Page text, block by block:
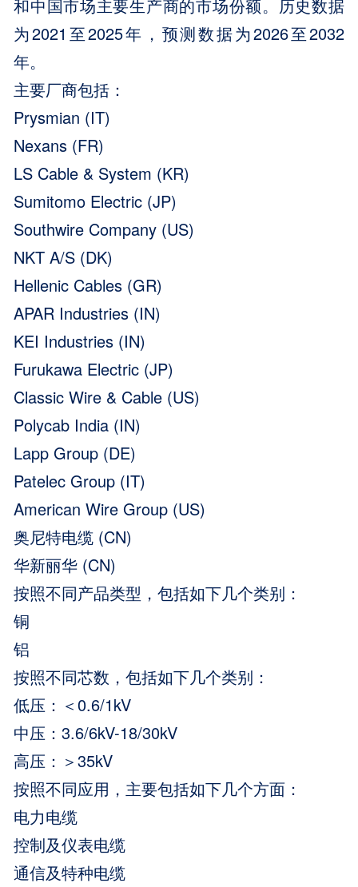
和中国市场主要生产商的市场份额。历史数据
为2021至2025年，预测数据为2026至2032
年。
主要厂商包括：
Prysmian (IT)
Nexans (FR)
LS Cable & System (KR)
Sumitomo Electric (JP)
Southwire Company (US)
NKT A/S (DK)
Hellenic Cables (GR)
APAR Industries (IN)
KEI Industries (IN)
Furukawa Electric (JP)
Classic Wire & Cable (US)
Polycab India (IN)
Lapp Group (DE)
Patelec Group (IT)
American Wire Group (US)
奥尼特电缆 (CN)
华新丽华 (CN)
按照不同产品类型，包括如下几个类别：
铜
铝
按照不同芯数，包括如下几个类别：
低压：＜0.6/1kV
中压：3.6/6kV-18/30kV
高压：＞35kV
按照不同应用，主要包括如下几个方面：
电力电缆
控制及仪表电缆
通信及特种电缆